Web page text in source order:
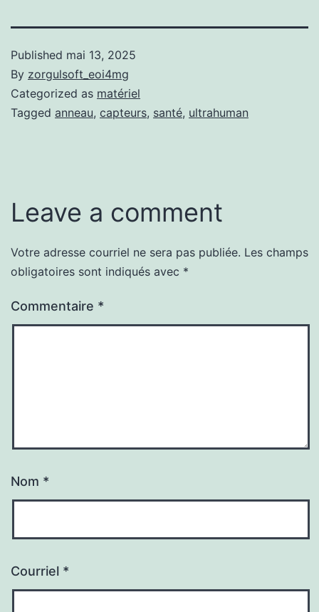
Published mai 13, 2025
By zorgulsoft_eoi4mg
Categorized as matériel
Tagged anneau, capteurs, santé, ultrahuman
Leave a comment
Votre adresse courriel ne sera pas publiée. Les champs
obligatoires sont indiqués avec *
Commentaire *
Nom *
Courriel *